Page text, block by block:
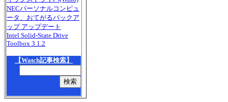
NECパーソナルコンピュ
ータ、おてがるバックア
ップ アップデート
Intel Solid-State Drive
Toolbox 3.1.2
【Watch記事検索】